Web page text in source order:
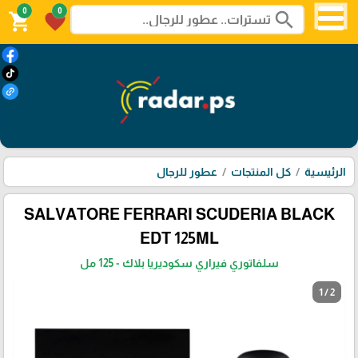
search
0
favorite
0
shopping_cart
الرئيسية كل المنتجات عطور للرجال
SALVATORE FERRARI SCUDERIA BLACK
EDT 125ML
سلفاتوري فيراري سكوديريا بلاك - 125 مل
1 / 2